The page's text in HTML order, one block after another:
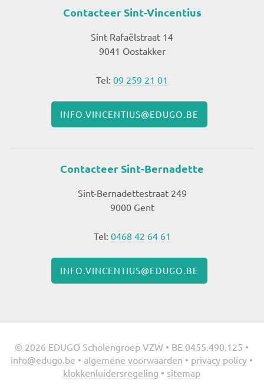
Contacteer Sint-Vincentius
Sint-Rafaëlstraat 14
9041 Oostakker
Tel: 09 259 21 01
INFO.VINCENTIUS@EDUGO.BE
Contacteer Sint-Bernadette
Sint-Bernadettestraat 249
9000 Gent
Tel: 0468 42 64 61
INFO.VINCENTIUS@EDUGO.BE
© 2026 EDUGO Scholengroep VZW • BE 0455.490.125 •
info@edugo.be • algemene voorwaarden • privacy policy •
klokkenluidersregeling • sitemap